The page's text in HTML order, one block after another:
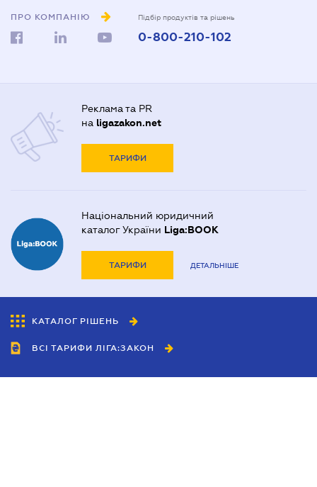
ПРО КОМПАНІЮ Підбір продуктів та рішень
0-800-210-102
Реклама та PR
на ligazakon.net
ТАРИФИ
Національний юридичний
каталог України Liga:BOOK
ТАРИФИ ДЕТАЛЬНІШЕ
КАТАЛОГ РІШЕНЬ
ВСІ ТАРИФИ ЛІГА:ЗАКОН